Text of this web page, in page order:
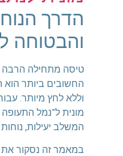
הדרך
והבטוחה
טיסה מתחילה הרבה
החשובים ביותר
וללא לחץ מיותר.
מונית ל־נמל התעופה
המשלב יעילות,
במאמר זה נסקור